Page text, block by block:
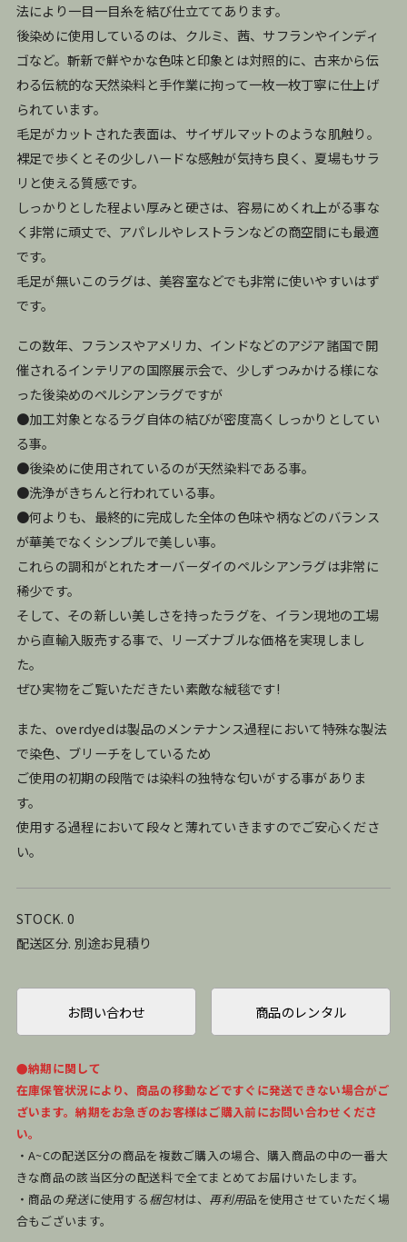
法により一目一目糸を結び仕立ててあります。
後染めに使用しているのは、クルミ、茜、サフランやインディ
ゴなど。斬新で鮮やかな色味と印象とは対照的に、古来から伝
わる伝統的な天然染料と手作業に拘って一枚一枚丁寧に仕上げ
られています。
毛足がカットされた表面は、サイザルマットのような肌触り。
裸足で歩くとその少しハードな感触が気持ち良く、夏場もサラ
リと使える質感です。
しっかりとした程よい厚みと硬さは、容易にめくれ上がる事な
く非常に頑丈で、アパレルやレストランなどの商空間にも最適
です。
毛足が無いこのラグは、美容室などでも非常に使いやすいはず
です。
この数年、フランスやアメリカ、インドなどのアジア諸国で開
催されるインテリアの国際展示会で、少しずつみかける様にな
った後染めのペルシアンラグですが
●加工対象となるラグ自体の結びが密度高くしっかりとしてい
る事。
●後染めに使用されているのが天然染料である事。
●洗浄がきちんと行われている事。
●何よりも、最終的に完成した全体の色味や柄などのバランス
が華美でなくシンプルで美しい事。
これらの調和がとれたオーバーダイのペルシアンラグは非常に
稀少です。
そして、その新しい美しさを持ったラグを、イラン現地の工場
から直輸入販売する事で、リーズナブルな価格を実現しまし
た。
ぜひ実物をご覧いただきたい素敵な絨毯です!
また、overdyedは製品のメンテナンス過程において特殊な製法
で染色、ブリーチをしているため
ご使用の初期の段階では染料の独特な匂いがする事がありま
す。
使用する過程において段々と薄れていきますのでご安心くださ
い。
STOCK. 0
配送区分. 別途お見積り
お問い合わせ 商品のレンタル
●納期に関して
在庫保管状況により、商品の移動などですぐに発送できない場合がご
ざいます。納期をお急ぎのお客様はご購入前にお問い合わせくださ
い。
・A~Cの配送区分の商品を複数ご購入の場合、購入商品の中の一番大
きな商品の該当区分の配送料で全てまとめてお届けいたします。
・商品の発送に使用する梱包材は、 再利用品を使用させていただく場
合もございます。